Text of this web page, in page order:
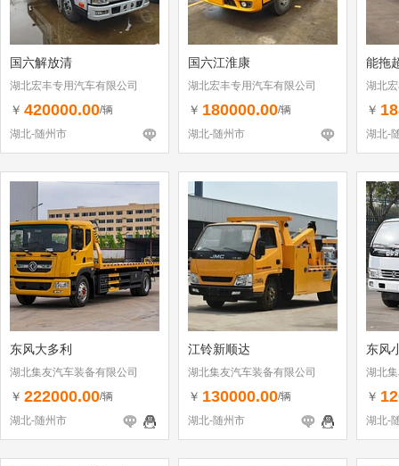
国六解放清
湖北宏丰专用汽车有限公司
￥ 420000.00/辆
湖北-随州市
国六江淮康
湖北宏丰专用汽车有限公司
￥ 180000.00/辆
湖北-随州市
能拖
湖北
￥
湖北-
东风大多利
湖北集友汽车装备有限公司
￥ 222000.00/辆
湖北-随州市
江铃新顺达
湖北集友汽车装备有限公司
￥ 130000.00/辆
湖北-随州市
东风
湖北
￥
湖北-